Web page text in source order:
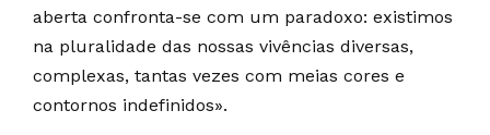
aberta confronta-se com um paradoxo: existimos
na pluralidade das nossas vivências diversas,
complexas, tantas vezes com meias cores e
contornos indefinidos».